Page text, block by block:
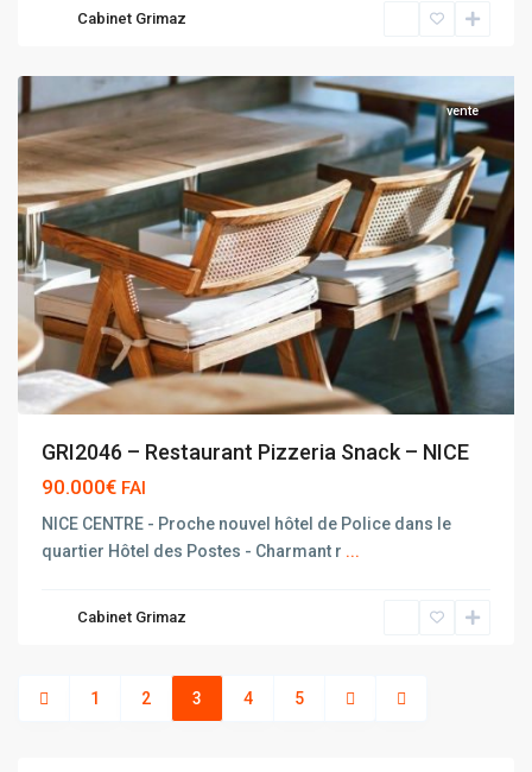
Cabinet Grimaz
vente
GRI2046 – Restaurant Pizzeria Snack – NICE
90.000€ FAI
NICE CENTRE - Proche nouvel hôtel de Police dans le
quartier Hôtel des Postes - Charmant r ...
Cabinet Grimaz
1 2 3 4 5